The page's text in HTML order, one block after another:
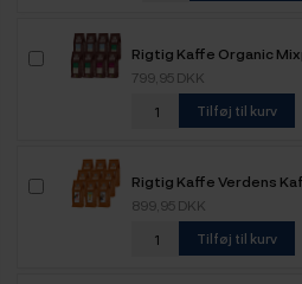
Rigtig Kaffe Organic
799,95 DKK
Tilføj til kurv
Rigtig Kaffe Verdens
899,95 DKK
Tilføj til kurv